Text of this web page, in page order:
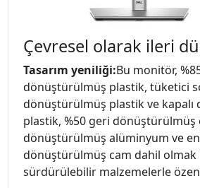
Çevresel olarak ileri
Tasarım yeniliği:Bu monitör,
dönüştürülmüş plastik, tüketici
dönüştürülmüş plastik ve kapalı
plastik, %50 geri dönüştürülmüş
dönüştürülmüş alüminyum ve
dönüştürülmüş cam dahil olmak
sürdürülebilir malzemelerle